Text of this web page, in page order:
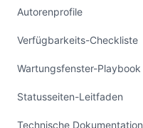
Autorenprofile
Verfügbarkeits-Checkliste
Wartungsfenster-Playbook
Statusseiten-Leitfaden
Technische Dokumentation